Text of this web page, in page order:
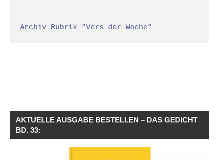
Archiv Rubrik "Vers der Woche"
AKTUELLE AUSGABE BESTELLEN – DAS GEDICHT
BD. 33: